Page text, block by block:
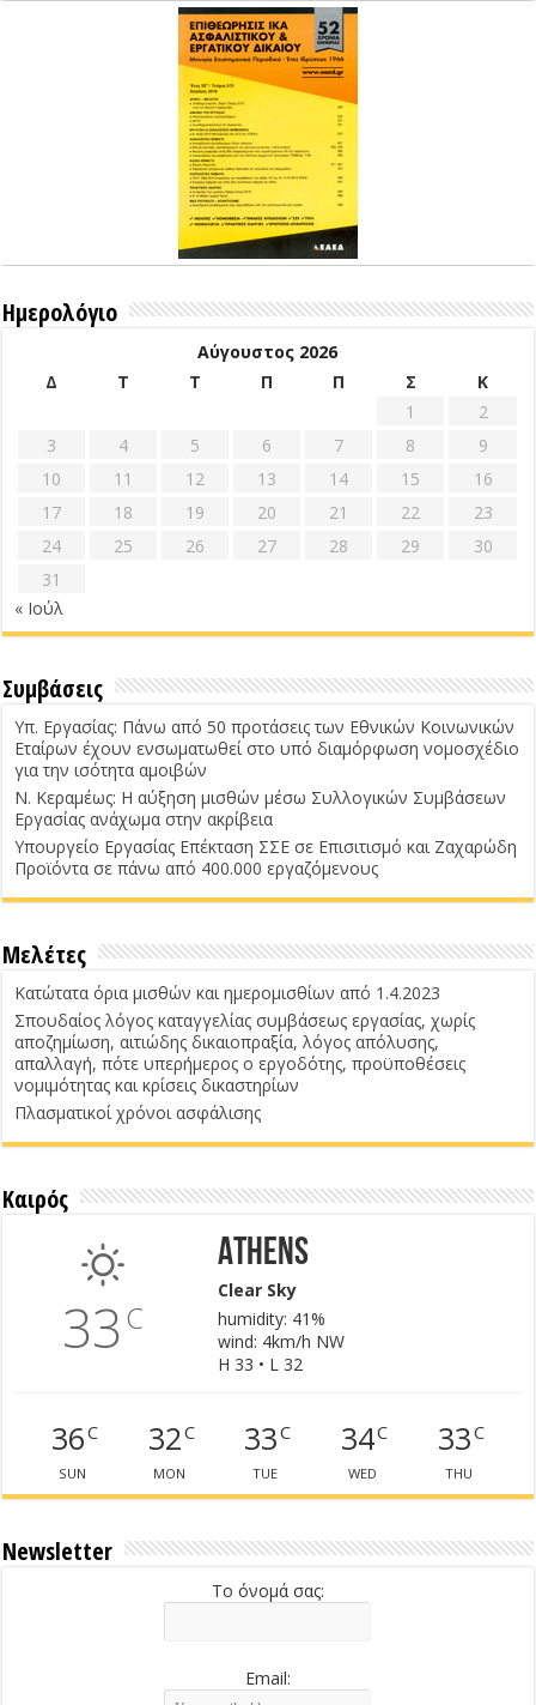
Ημερολόγιο
Αύγουστος 2026
Δ
Τ Τ Π Π Σ
Κ
1
2
3
4 5 6 7 8
9
10
11 12 13 14 15
16
17
18 19 20 21 22
23
24
25 26 27 28 29
30
31
« Ιούλ
Συμβάσεις
Υπ. Εργασίας: Πάνω από 50 προτάσεις των Εθνικών Κοινωνικών
Εταίρων έχουν ενσωματωθεί στο υπό διαμόρφωση νομοσχέδιο
για την ισότητα αμοιβών
Ν. Κεραμέως: Η αύξηση μισθών μέσω Συλλογικών Συμβάσεων
Εργασίας ανάχωμα στην ακρίβεια
Υπουργείο Εργασίας Επέκταση ΣΣΕ σε Επισιτισμό και Ζαχαρώδη
Προϊόντα σε πάνω από 400.000 εργαζόμενους
Μελέτες
Κατώτατα όρια μισθών και ημερομισθίων από 1.4.2023
Σπουδαίος λόγος καταγγελίας συμβάσεως εργασίας, χωρίς
αποζημίωση, αιτιώδης δικαιοπραξία, λόγος απόλυσης,
απαλλαγή, πότε υπερήμερος ο εργοδότης, προϋποθέσεις
νομιμότητας και κρίσεις δικαστηρίων
Πλασματικοί χρόνοι ασφάλισης
Καιρός
33C
Athens
Clear Sky
humidity: 41%
wind: 4km/h NW
H 33 • L 32
36C
SUN
32C
MON
33C
TUE
34C
WED
33C
THU
Newsletter
Το όνομά σας:
Email: